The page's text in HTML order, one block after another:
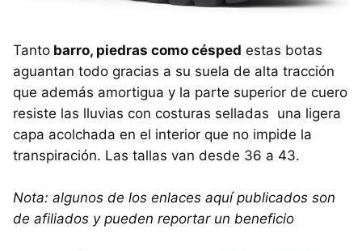
Tanto barro, piedras como césped estas botas
aguantan todo gracias a su suela de alta tracción
que además amortigua y la parte superior de cuero
resiste las lluvias con costuras selladas una ligera
capa acolchada en el interior que no impide la
transpiración. Las tallas van desde 36 a 43.
Nota: algunos de los enlaces aquí publicados son
de afiliados y pueden reportar un beneficio